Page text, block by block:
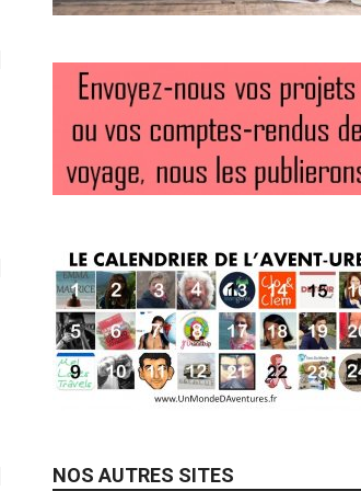
NOS AUTRES SITES